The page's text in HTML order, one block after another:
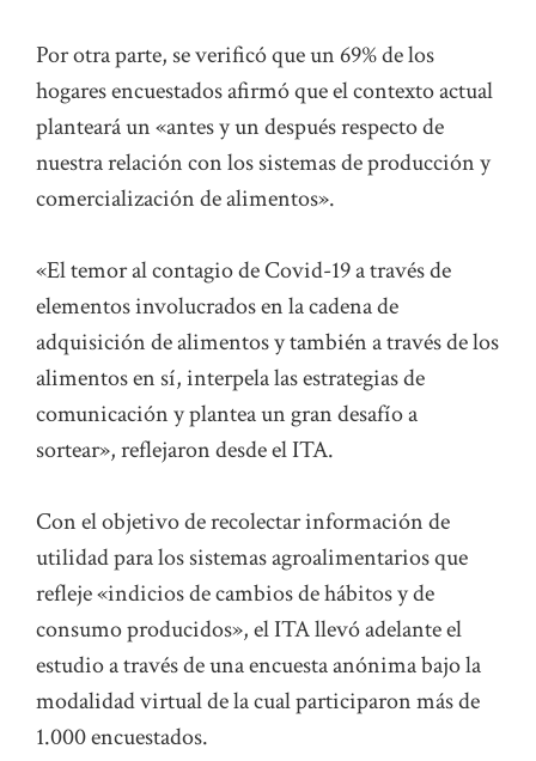
Por otra parte, se verificó que un 69% de los
hogares encuestados afirmó que el contexto actual
planteará un «antes y un después respecto de
nuestra relación con los sistemas de producción y
comercialización de alimentos».
«El temor al contagio de Covid-19 a través de
elementos involucrados en la cadena de
adquisición de alimentos y también a través de los
alimentos en sí, interpela las estrategias de
comunicación y plantea un gran desafío a
sortear», reflejaron desde el ITA.
Con el objetivo de recolectar información de
utilidad para los sistemas agroalimentarios que
refleje «indicios de cambios de hábitos y de
consumo producidos», el ITA llevó adelante el
estudio a través de una encuesta anónima bajo la
modalidad virtual de la cual participaron más de
1.000 encuestados.